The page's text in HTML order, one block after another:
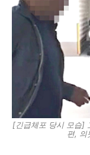
[긴급체포 당시 모습]
편,